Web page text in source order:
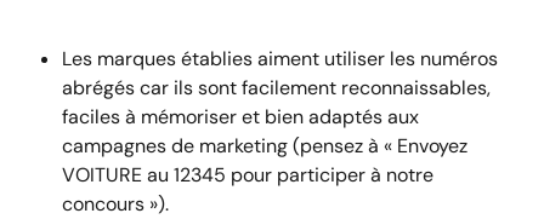
Les marques établies aiment utiliser les numéros
abrégés car ils sont facilement reconnaissables,
faciles à mémoriser et bien adaptés aux
campagnes de marketing (pensez à « Envoyez
VOITURE au 12345 pour participer à notre
concours »).